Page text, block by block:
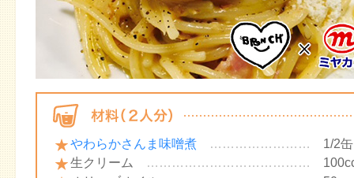
やわらかさんま味噌煮 ……………………
1/2缶
生クリーム
…………………………………